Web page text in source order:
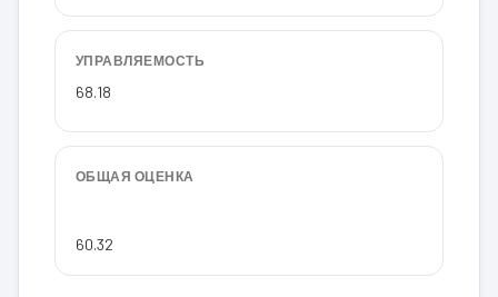
УПРАВЛЯЕМОСТЬ
68.18
ОБЩАЯ ОЦЕНКА
60.32